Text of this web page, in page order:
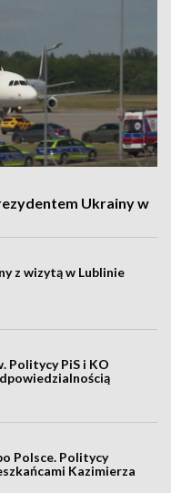
Ukrainy w
z wizytą w Lublinie
Politycy PiS i KO
Polsce. Politycy
Kazimierza